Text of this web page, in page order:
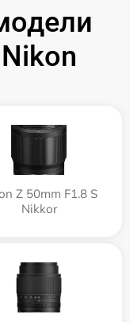
Z 50mm F1.8 S
Nikkor